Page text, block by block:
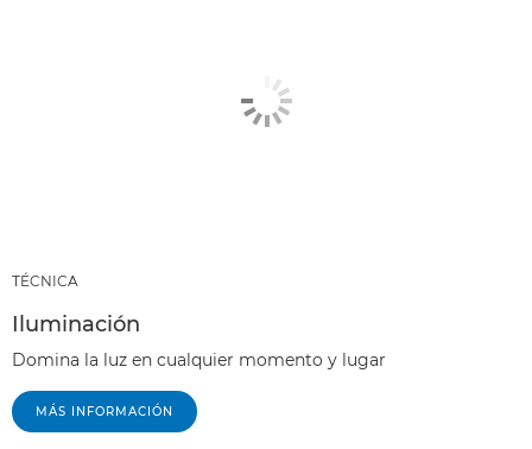
TÉCNICA
Iluminación
Domina la luz en cualquier momento y lugar
MÁS INFORMACIÓN